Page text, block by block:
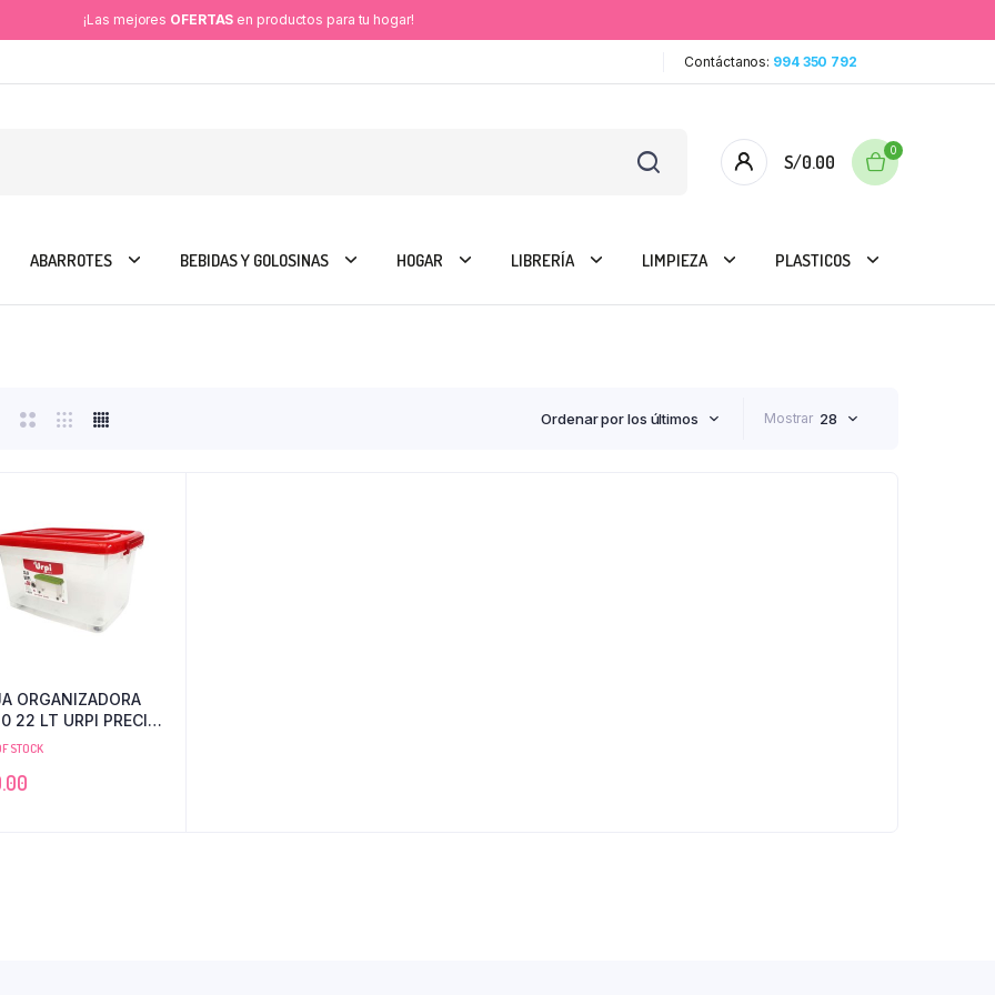
¡Las mejores OFERTAS en productos para tu hogar!
Contáctanos: 994 350 792
S/0.00
0
ABARROTES BEBIDAS Y GOLOSINAS HOGAR LIBRERÍA LIMPIEZA PLASTICOS
Ordenar por los últimos Mostrar 28
ORGANIZADORA
22 LT URPI PRECIO
MAYOR
STOCK